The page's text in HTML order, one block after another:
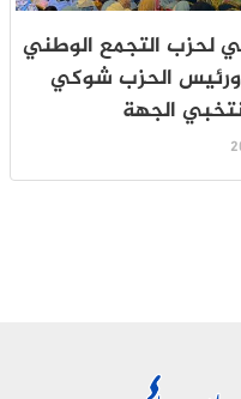
لحزب التجمع الوطني
ورئيس الحزب شوكي
الجهة